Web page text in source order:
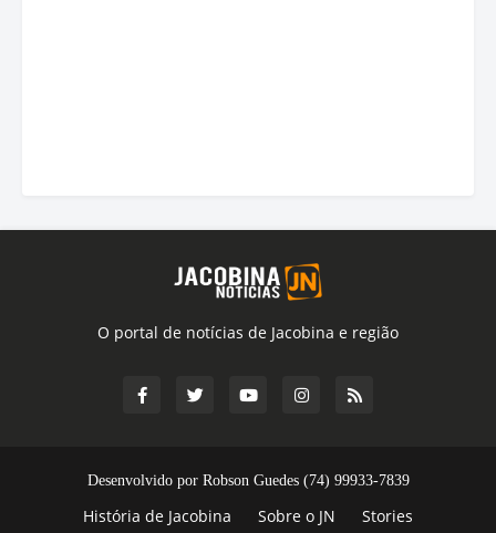
O portal de notícias de Jacobina e região
Desenvolvido por Robson Guedes (74) 99933-7839
História de Jacobina Sobre o JN Stories